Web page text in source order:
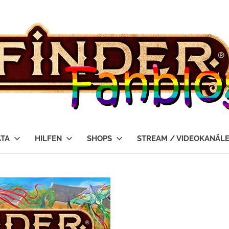
HILFEN SHOPS STREAM / VIDEOKANÄLE